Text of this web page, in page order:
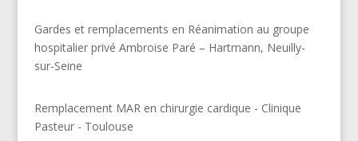
Gardes et remplacements en Réanimation au groupe
hospitalier privé Ambroise Paré – Hartmann, Neuilly-
sur-Seine
Remplacement MAR en chirurgie cardique - Clinique
Pasteur - Toulouse